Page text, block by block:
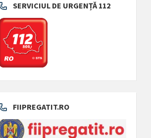
SERVICIUL DE URGENȚĂ 112
FIIPREGATIT.RO